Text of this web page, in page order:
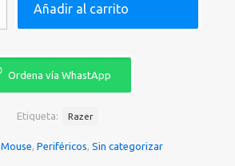
Añadir al carrito
Ordena vía WhastApp
Mouse, Periféricos, Sin categorizar
Etiqueta: Razer